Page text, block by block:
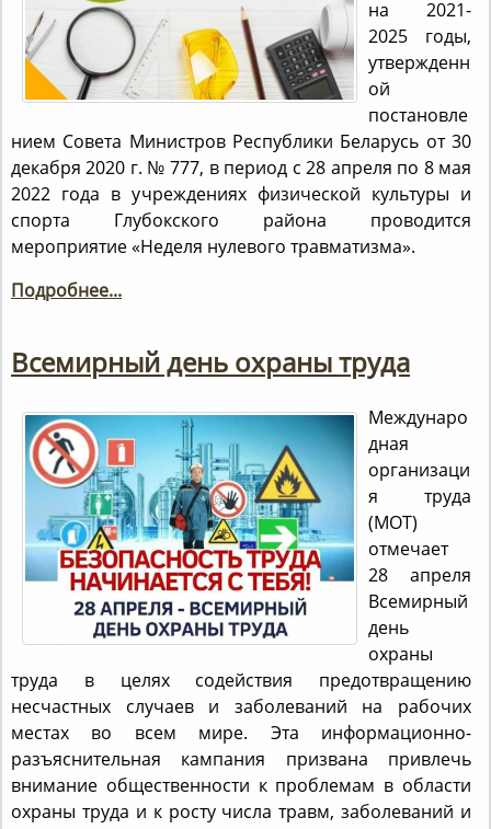
на 2021-
2025 годы,
утвержденн
ой
постановле
нием Совета Министров Республики Беларусь от 30
декабря 2020 г. № 777, в период с 28 апреля по 8 мая
2022 года в учреждениях физической культуры и
спорта Глубокского района проводится
мероприятие «Неделя нулевого травматизма».
Подробнее...
Всемирный день охраны труда
Междунаро
дная
организаци
я труда
(МОТ)
отмечает
28 апреля
Всемирный
день
охраны
труда в целях содействия предотвращению
несчастных случаев и заболеваний на рабочих
местах во всем мире. Эта информационно-
разъяснительная кампания призвана привлечь
внимание общественности к проблемам в области
охраны труда и к росту числа травм, заболеваний и